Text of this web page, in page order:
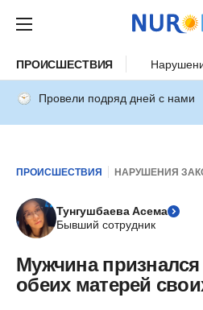
ПРОИСШЕСТВИЯ
Провели подряд дней с нами
ПРОИСШЕСТВИЯ НАРУШЕНИЯ
Тунгушбаева Асема
Бывший сотрудник
Мужчина
обеих матерей